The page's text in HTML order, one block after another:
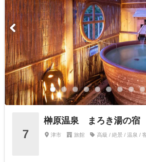
7
榊原温泉 まろき湯の
津市 旅館 高級 / 絶景 / 温泉 /